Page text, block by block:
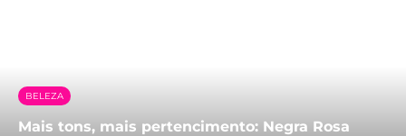
BELEZA
Mais tons, mais pertencimento: Negra Rosa